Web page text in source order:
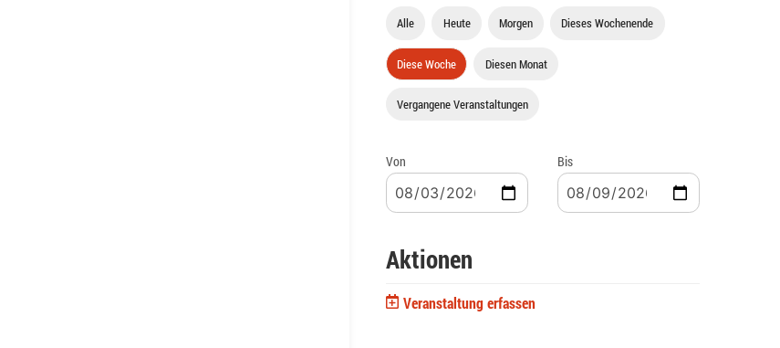
Alle Heute Morgen Dieses Wochenende
Diese Woche Diesen Monat
Vergangene Veranstaltungen
Von Bis
Aktionen
Veranstaltung erfassen